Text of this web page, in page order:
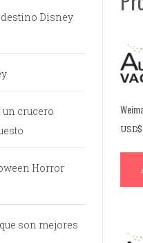
USD$
destino Disney
un crucero
Horror
son mejores